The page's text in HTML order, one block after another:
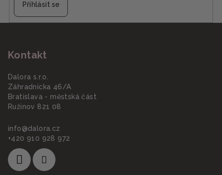
Přihlásit se
Kontakt
Dalora s.r.o.
Záhradnícka 46/A
Bratislava - městská část
Ružinov 821 08
info@dalora.cz
+420 910 928 972